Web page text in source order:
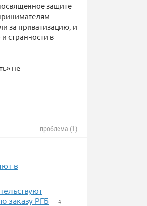
защите
–
за приватизацию, и
странности в
не
проблема (1)
в
заказу РГБ — 4